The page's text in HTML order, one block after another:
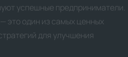
успешные предприниматели.
это один из самых ценных
для улучшения